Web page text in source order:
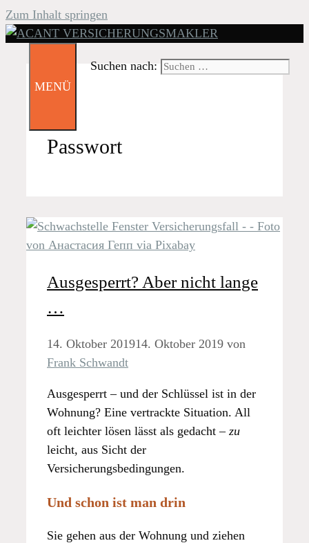
Zum Inhalt springen
Suchen nach:
MENÜ
Passwort
Ausgesperrt? Aber nicht lange
…
14. Oktober 201914. Oktober 2019 von
Frank Schwandt
Ausgesperrt – und der Schlüssel ist in der
Wohnung? Eine vertrackte Situation. All
oft leichter lösen lässt als gedacht – zu
leicht, aus Sicht der
Versicherungsbedingungen.
Und schon ist man drin
Sie gehen aus der Wohnung und ziehen